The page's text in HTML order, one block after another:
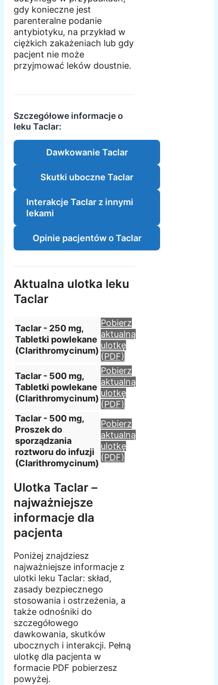
gdy konieczne jest
parenteralne podanie
antybiotyku, na przykład w
ciężkich zakażeniach lub gdy
pacjent nie może
przyjmować leków doustnie.
Szczegółowe informacje o
leku Taclar:
Dawkowanie Taclar
Skutki uboczne Taclar
Interakcje Taclar z innymi
lekami
Opinie pacjentów o Taclar
Aktualna ulotka leku
Taclar
Taclar - 250 mg,
Tabletki powlekane
(Clarithromycinum)
Pobierz
aktualną
ulotkę
(PDF)
Taclar - 500 mg,
Tabletki powlekane
(Clarithromycinum)
Pobierz
aktualną
ulotkę
(PDF)
Taclar - 500 mg,
Proszek do
sporządzania
roztworu do infuzji
(Clarithromycinum)
Pobierz
aktualną
ulotkę
(PDF)
Ulotka Taclar –
najważniejsze
informacje dla
pacjenta
Poniżej znajdziesz
najważniejsze informacje z
ulotki leku Taclar: skład,
zasady bezpiecznego
stosowania i ostrzeżenia, a
także odnośniki do
szczegółowego
dawkowania, skutków
ubocznych i interakcji. Pełną
ulotkę dla pacjenta w
formacie PDF pobierzesz
powyżej.